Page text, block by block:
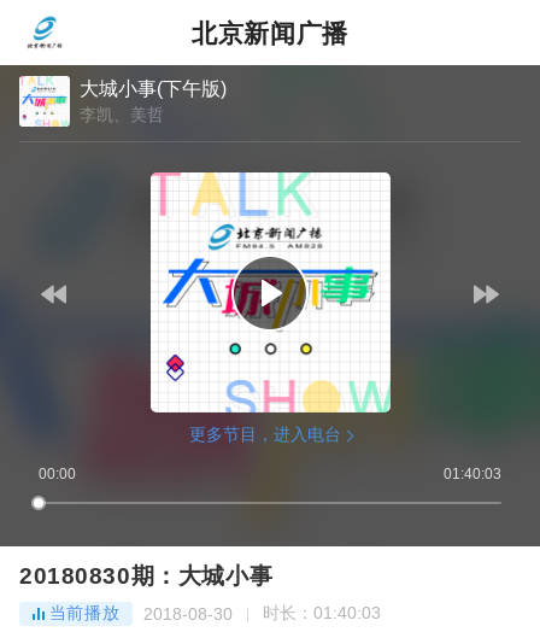
北京新闻广播
大城小事(下午版)
李凯、美哲
更多节目，进入电台
00:00 01:40:03
20180830期：大城小事
当前播放 2018-08-30 时长： 01:40:03